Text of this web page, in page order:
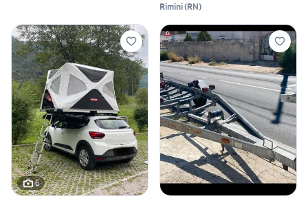
Rimini(RN)
6